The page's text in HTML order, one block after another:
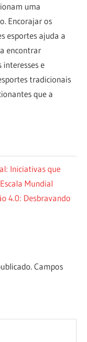
uma
Encorajar os
esportes ajuda a
encontrar
interesses e
tradicionais
que a
Iniciativas que
Mundial
4.0: Desbravando
Campos